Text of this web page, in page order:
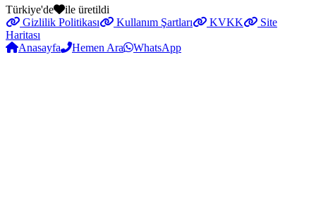
Türkiye'de
ile üretildi
Gizlilik Politikası
Kullanım Şartları KVKK
Site
Haritası
Anasayfa
Hemen Ara WhatsApp